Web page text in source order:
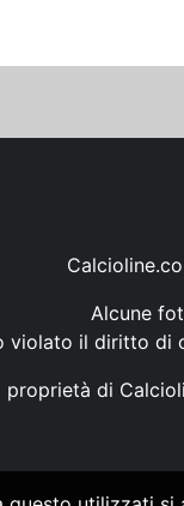
Alcune
violato il diritto di
di